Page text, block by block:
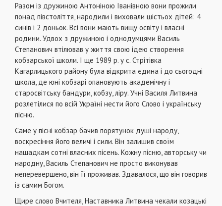
Разом із дружиною Антоніною Іванівною вони прожили
понад півстоліття, народили і виховали шістьох дітей: 4
синів і 2 доньок. Всі вони мають вищу освіту і власні
родини. Удвох з дружиною і однодумцями Василь
Степанович втілював у життя свою ідею створення
кобзарської школи. І ще 1989 р. у с. Стрітівка
Кагарлицького району була відкрита єдина і до сьогодні
школа, де юні кобзарі опановують академічну і
старосвітську бандури, кобзу, ліру. Учні Василя Литвина
розлетілися по всій Україні нести його Слово і українську
пісню.
Саме у пісні кобзар бачив порятунок душі народу,
воскресіння його величі і сили. Він залишив своїм
нащадкам сотні власних пісень. Кожну пісню, авторську чи
народну, Василь Степанович не просто виконував
неперевершено, він її проживав. Здавалося, що він говорив
із самим Богом.
Щире слово Вчителя, Наставника Литвина чекали козацькі